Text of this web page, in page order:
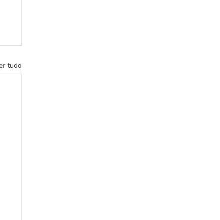
tudo